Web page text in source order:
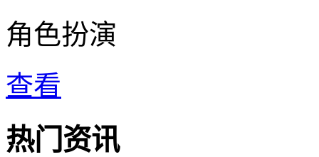
角色扮演
查看
热门资讯